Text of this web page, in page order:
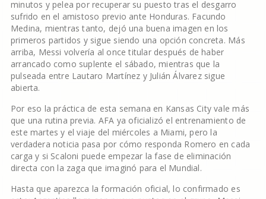
minutos y pelea por recuperar su puesto tras el desgarro
sufrido en el amistoso previo ante Honduras. Facundo
Medina, mientras tanto, dejó una buena imagen en los
primeros partidos y sigue siendo una opción concreta. Más
arriba, Messi volvería al once titular después de haber
arrancado como suplente el sábado, mientras que la
pulseada entre Lautaro Martínez y Julián Álvarez sigue
abierta.
Por eso la práctica de esta semana en Kansas City vale más
que una rutina previa. AFA ya oficializó el entrenamiento de
este martes y el viaje del miércoles a Miami, pero la
verdadera noticia pasa por cómo responda Romero en cada
carga y si Scaloni puede empezar la fase de eliminación
directa con la zaga que imaginó para el Mundial.
Hasta que aparezca la formación oficial, lo confirmado es